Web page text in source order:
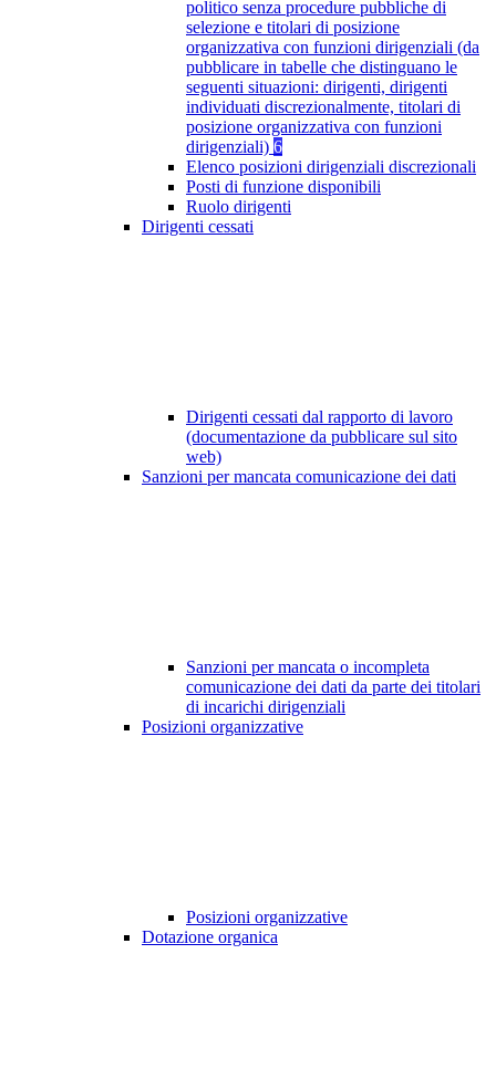
politico senza procedure pubbliche di
selezione e titolari di posizione
organizzativa con funzioni dirigenziali (da
pubblicare in tabelle che distinguano le
seguenti situazioni: dirigenti, dirigenti
individuati discrezionalmente, titolari di
posizione organizzativa con funzioni
dirigenziali) 6
Elenco posizioni dirigenziali discrezionali
Posti di funzione disponibili
Ruolo dirigenti
Dirigenti cessati
Dirigenti cessati dal rapporto di lavoro
(documentazione da pubblicare sul sito
web)
Sanzioni per mancata comunicazione dei dati
Sanzioni per mancata o incompleta
comunicazione dei dati da parte dei titolari
di incarichi dirigenziali
Posizioni organizzative
Posizioni organizzative
Dotazione organica